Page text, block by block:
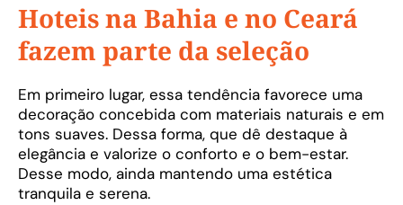
Hoteis na Bahia e no Ceará
fazem parte da seleção
Em primeiro lugar, essa tendência favorece uma
decoração concebida com materiais naturais e em
tons suaves. Dessa forma, que dê destaque à
elegância e valorize o conforto e o bem-estar.
Desse modo, ainda mantendo uma estética
tranquila e serena.